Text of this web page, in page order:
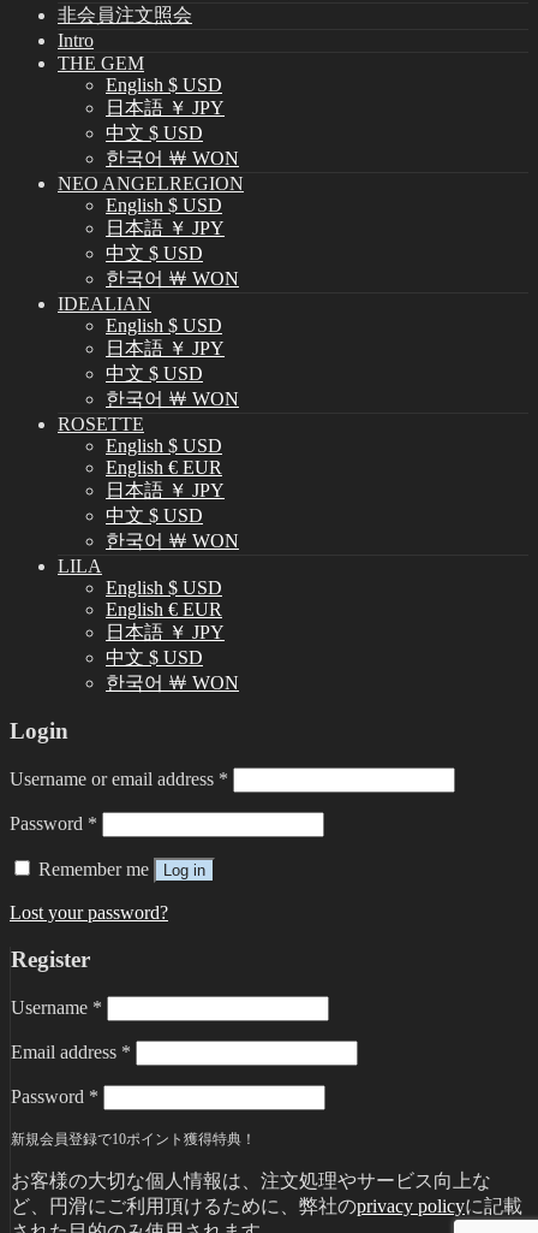
非会員注文照会
Intro
THE GEM
English $ USD
日本語 ￥ JPY
中文 $ USD
한국어 ￦ WON
NEO ANGELREGION
English $ USD
日本語 ￥ JPY
中文 $ USD
한국어 ￦ WON
IDEALIAN
English $ USD
日本語 ￥ JPY
中文 $ USD
한국어 ￦ WON
ROSETTE
English $ USD
English € EUR
日本語 ￥ JPY
中文 $ USD
한국어 ￦ WON
LILA
English $ USD
English € EUR
日本語 ￥ JPY
中文 $ USD
한국어 ￦ WON
Login
Username or email address *
Password *
Remember me Log in
Lost your password?
Register
Username *
Email address *
Password *
新規会員登録で10ポイント獲得特典！
お客様の大切な個人情報は、注文処理やサービス向上な
ど、円滑にご利用頂けるために、弊社のprivacy policyに記載